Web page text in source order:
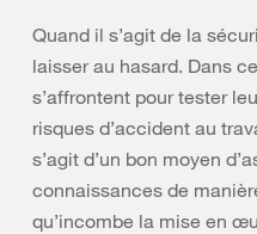
Quand il s’agit de la
laisser au hasard. Dans
s’affrontent pour tester
risques d’accident au
s’agit d’un bon moyen
connaissances de
qu’incombe la mise en